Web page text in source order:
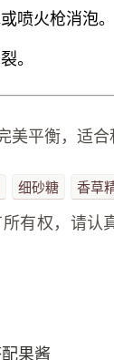
喷火枪消泡。
。
美平衡，适
细砂糖 香草
有权，请认
果酱